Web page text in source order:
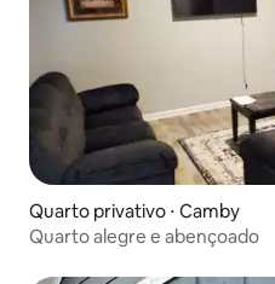
Quarto privativo ⋅ Camby
Quarto alegre e abençoado